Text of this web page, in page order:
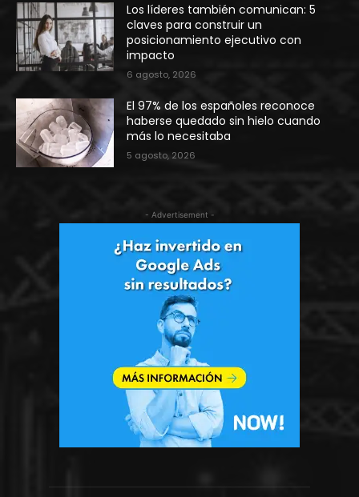
Los líderes también comunican: 5
claves para construir un
posicionamiento ejecutivo con
impacto
6 agosto, 2026
El 97% de los españoles reconoce
haberse quedado sin hielo cuando
más lo necesitaba
5 agosto, 2026
- Advertisement -